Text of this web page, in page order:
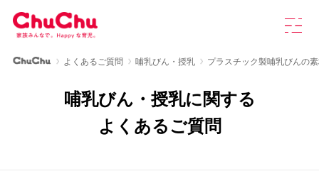
ロ
ChuChuについて
ChuChu公式サイトよくあるご質問 哺乳びん・授乳 プラスチック製哺乳びんの
哺乳びん・授乳に関する
よくあるご質問